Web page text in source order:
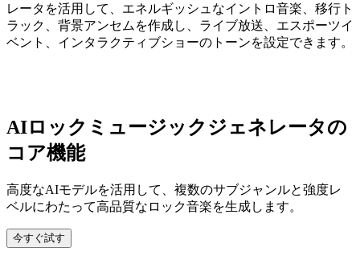
レータを活用して、エネルギッシュなイントロ音楽、移行ト
ラック、背景アンセムを作成し、ライブ放送、エスポーツイ
ベント、インタラクティブショーのトーンを設定できます。
AIロックミュージックジェネレータの
コア機能
高度なAIモデルを活用して、複数のサブジャンルと強度レ
ベルにわたって高品質なロック音楽を生成します。
今すぐ試す